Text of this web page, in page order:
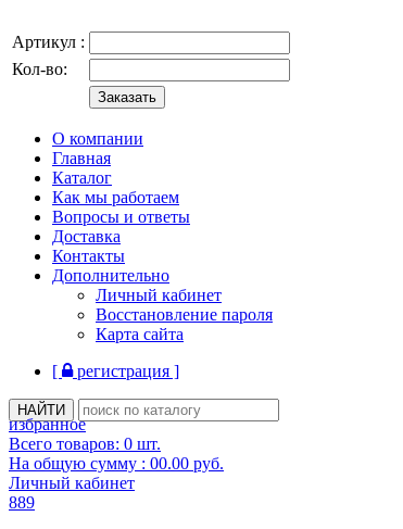
Артикул :
Кол-во:
О компании
Главная
Каталог
Как мы работаем
Вопросы и ответы
Доставка
Контакты
Дополнительно
Личный кабинет
Восстановление пароля
Карта сайта
[
регистрация ]
избранное
Всего товаров: 0 шт.
На общую сумму : 00.00 руб.
Личный кабинет
889